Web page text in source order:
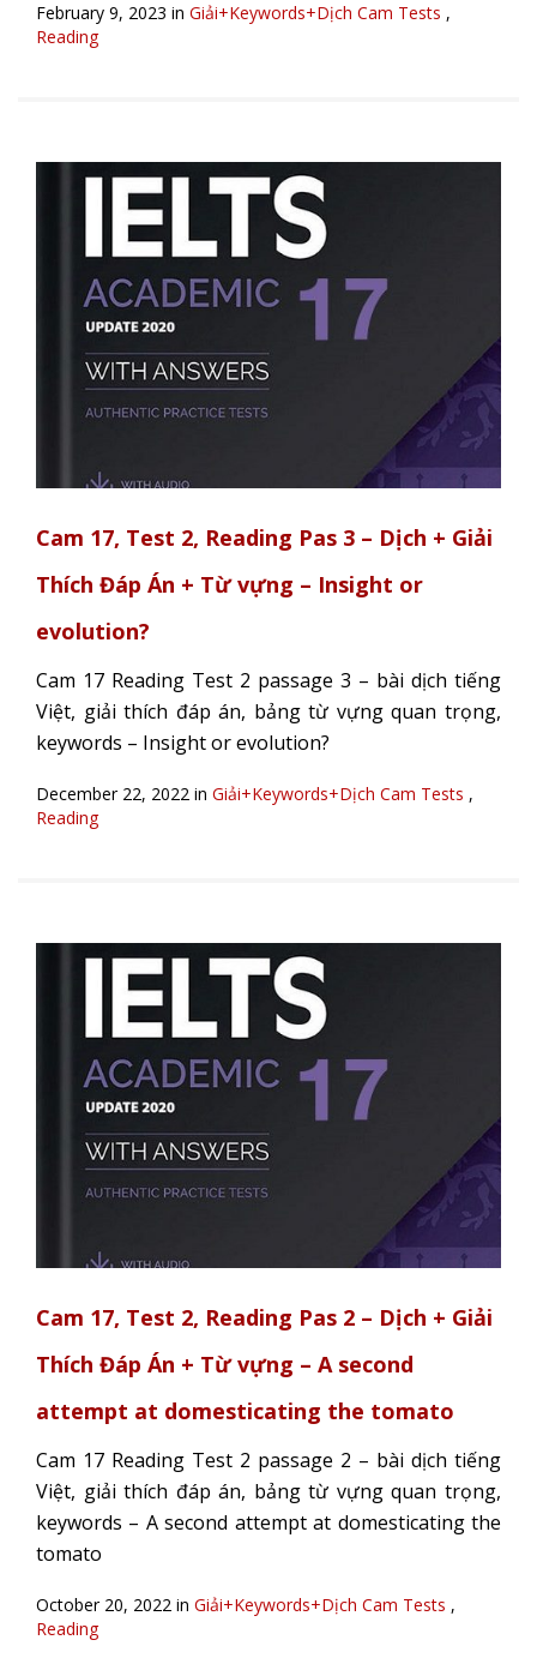
February 9, 2023 in Giải+Keywords+Dịch Cam Tests ,
Reading
Cam 17, Test 2, Reading Pas 3 – Dịch + Giải
Thích Đáp Án + Từ vựng – Insight or
evolution?
Cam 17 Reading Test 2 passage 3 – bài dịch tiếng
Việt, giải thích đáp án, bảng từ vựng quan trọng,
keywords – Insight or evolution?
December 22, 2022 in Giải+Keywords+Dịch Cam Tests ,
Reading
Cam 17, Test 2, Reading Pas 2 – Dịch + Giải
Thích Đáp Án + Từ vựng – A second
attempt at domesticating the tomato
Cam 17 Reading Test 2 passage 2 – bài dịch tiếng
Việt, giải thích đáp án, bảng từ vựng quan trọng,
keywords – A second attempt at domesticating the
tomato
October 20, 2022 in Giải+Keywords+Dịch Cam Tests ,
Reading